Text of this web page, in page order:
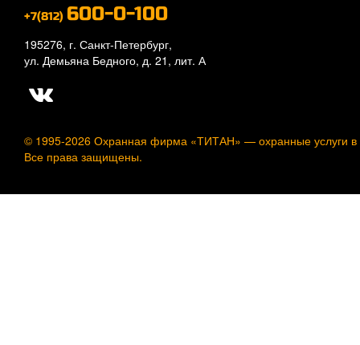
+7(812) 600-0-100
195276, г. Санкт-Петербург,
ул. Демьяна Бедного, д. 21, лит. А
© 1995-2026 Охранная фирма «ТИТАН» — охранные услуги
Все права защищены.